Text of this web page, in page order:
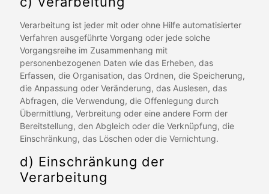
Verarbeitung ist jeder mit oder ohne Hilfe automatisierter
Verfahren ausgeführte Vorgang oder jede solche
Vorgangsreihe im Zusammenhang mit
personenbezogenen Daten wie das Erheben, das
Erfassen, die Organisation, das Ordnen, die Speicherung,
die Anpassung oder Veränderung, das Auslesen, das
Abfragen, die Verwendung, die Offenlegung durch
Übermittlung, Verbreitung oder eine andere Form der
Bereitstellung, den Abgleich oder die Verknüpfung, die
Einschränkung, das Löschen oder die Vernichtung.
d) Einschränkung der
Verarbeitung